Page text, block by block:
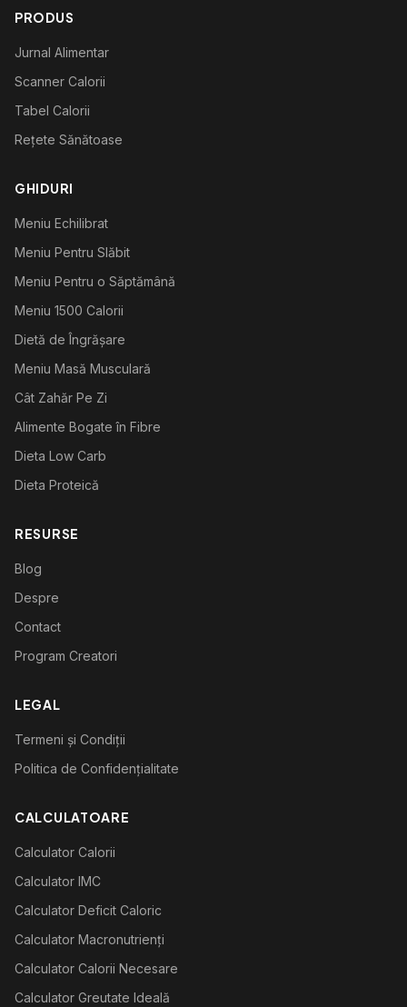
PRODUS
Jurnal Alimentar
Scanner Calorii
Tabel Calorii
Rețete Sănătoase
GHIDURI
Meniu Echilibrat
Meniu Pentru Slăbit
Meniu Pentru o Săptămână
Meniu 1500 Calorii
Dietă de Îngrășare
Meniu Masă Musculară
Cât Zahăr Pe Zi
Alimente Bogate în Fibre
Dieta Low Carb
Dieta Proteică
RESURSE
Blog
Despre
Contact
Program Creatori
LEGAL
Termeni și Condiții
Politica de Confidențialitate
CALCULATOARE
Calculator Calorii
Calculator IMC
Calculator Deficit Caloric
Calculator Macronutrienți
Calculator Calorii Necesare
Calculator Greutate Ideală